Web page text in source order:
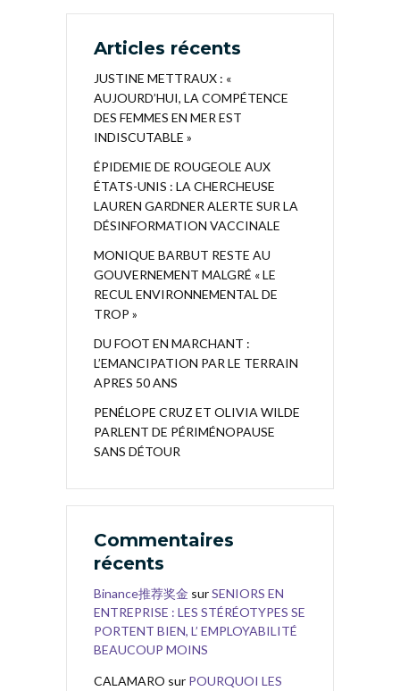
Articles récents
JUSTINE METTRAUX : «
AUJOURD’HUI, LA COMPÉTENCE
DES FEMMES EN MER EST
INDISCUTABLE »
ÉPIDEMIE DE ROUGEOLE AUX
ÉTATS-UNIS : LA CHERCHEUSE
LAUREN GARDNER ALERTE SUR LA
DÉSINFORMATION VACCINALE
MONIQUE BARBUT RESTE AU
GOUVERNEMENT MALGRÉ « LE
RECUL ENVIRONNEMENTAL DE
TROP »
DU FOOT EN MARCHANT :
L’EMANCIPATION PAR LE TERRAIN
APRES 50 ANS
PENÉLOPE CRUZ ET OLIVIA WILDE
PARLENT DE PÉRIMÉNOPAUSE
SANS DÉTOUR
Commentaires
récents
Binance推荐奖金 surSENIORS EN
ENTREPRISE : LES STÉRÉOTYPES SE
PORTENT BIEN, L’ EMPLOYABILITÉ
BEAUCOUP MOINS
CALAMARO sur POURQUOI LES